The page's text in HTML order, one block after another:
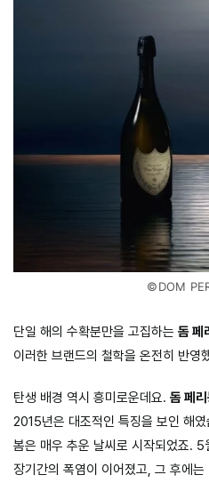
©DOM
단일 해의 수확분만을 고집하는 돔 페
이러한 브랜드의 철학을 온전히 반영
탄생 배경 역시 흥미로운데요. 돔 페
2015년은 대조적인 특징을 보인 해
봄은 매우 추운 날씨로 시작되었죠. 5
장기간의 폭염이 이어졌고, 그 후에